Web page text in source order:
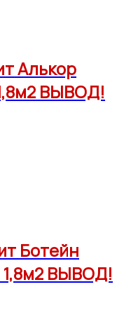
Алькор
ВЫВОД!
Ботейн
ВЫВОД!